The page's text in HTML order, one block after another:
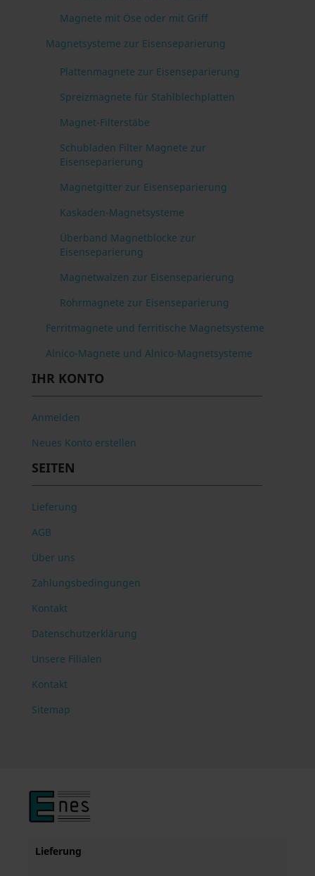
Magnete mit Öse oder mit Griff
Magnetsysteme zur Eisenseparierung
Plattenmagnete zur Eisenseparierung
Spreizmagnete für Stahlblechplatten
Magnet-Filterstäbe
Schubladen Filter Magnete zur
Eisenseparierung
Magnetgitter zur Eisenseparierung
Kaskaden-Magnetsysteme
Überband Magnetblocke zur
Eisenseparierung
Magnetwalzen zur Eisenseparierung
Rohrmagnete zur Eisenseparierung
Ferritmagnete und ferritische Magnetsysteme
Alnico-Magnete und Alnico-Magnetsysteme
IHR KONTO
Anmelden
Neues Konto erstellen
SEITEN
Lieferung
AGB
Über uns
Zahlungsbedingungen
Kontakt
Datenschutzerklärung
Unsere Filialen
Kontakt
Sitemap
Lieferung